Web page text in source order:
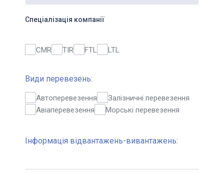
Спеціалізація компанії
CMR TIR FTL LTL
Види перевезень:
Автоперевезення
Залізничні перевезення
Авіаперевезення
Морські перевезення
Інформація відвантажень-вивантажень: